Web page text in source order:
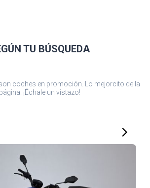
TU BÚSQUEDA
coches en promoción. Lo mejorcito de la
página. ¡Échale un vistazo!